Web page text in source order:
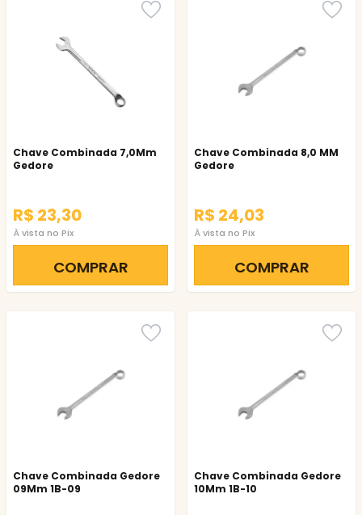
Chave Combinada 7,0Mm
Gedore
R$ 23,30
À vista no Pix
COMPRAR
Chave Combinada 8,0 MM
Gedore
R$ 24,03
À vista no Pix
COMPRAR
Chave Combinada Gedore
09Mm 1B-09
Chave Combinada Gedore
10Mm 1B-10